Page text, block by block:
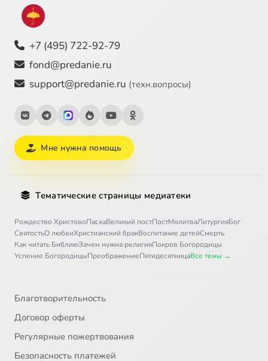
+7 (495) 722-92-79
fond@predanie.ru
support@predanie.ru (техн.вопросы)
Мне нужна помощь
Тематические страницы медиатеки
Рождество ХристовоПасхаВеликий постПостМолитваЛитургияБог
СвятостьО любвиХристианский бракВоспитание детейСмерть
Как читать БиблиюЗачем нужна религияПокров Богородицы
Успение БогородицыПреображениеПятидесятницаВсе темы →
Благотворительность
Договор оферты
Регулярные пожертвования
Безопасность платежей